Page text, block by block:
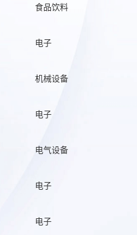
食品饮料
电子
机械设备
电子
电气设备
电子
电子